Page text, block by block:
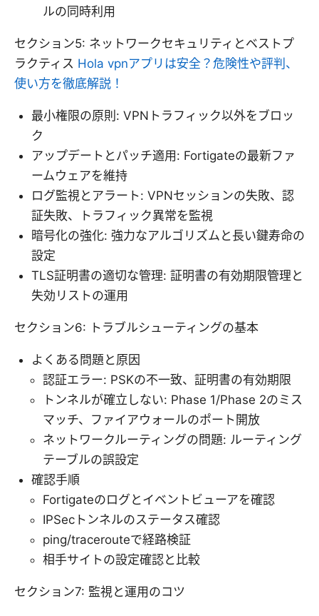
ルの同時利用
セクション5: ネットワークセキュリティとベストプ
ラクティス Hola vpnアプリは安全？危険性や評判、
使い方を徹底解説！
最小権限の原則: VPNトラフィック以外をブロッ
ク
アップデートとパッチ適用: Fortigateの最新ファ
ームウェアを維持
ログ監視とアラート: VPNセッションの失敗、認
証失敗、トラフィック異常を監視
暗号化の強化: 強力なアルゴリズムと長い鍵寿命の
設定
TLS証明書の適切な管理: 証明書の有効期限管理と
失効リストの運用
セクション6: トラブルシューティングの基本
よくある問題と原因
認証エラー: PSKの不一致、証明書の有効期限
トンネルが確立しない: Phase 1/Phase 2のミス
マッチ、ファイアウォールのポート開放
ネットワークルーティングの問題: ルーティング
テーブルの誤設定
確認手順
Fortigateのログとイベントビューアを確認
IPSecトンネルのステータス確認
ping/tracerouteで経路検証
相手サイトの設定確認と比較
セクション7: 監視と運用のコツ